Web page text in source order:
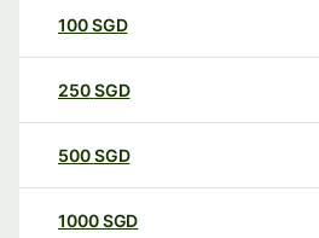
100SGD
250SGD
500SGD
1000SGD